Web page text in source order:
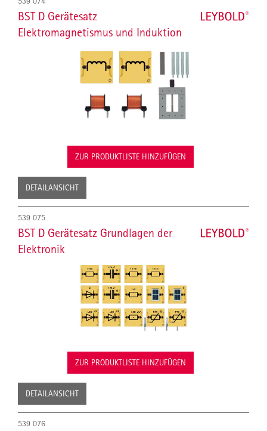
BST D Gerätesatz
Elektromagnetismus und Induktion
ZUR PRODUKTLISTE HINZUFÜGEN
DETAILANSICHT
539 075
BST D Gerätesatz Grundlagen der
Elektronik
ZUR PRODUKTLISTE HINZUFÜGEN
DETAILANSICHT
539 076